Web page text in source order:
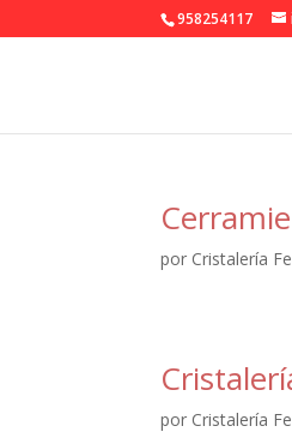
958254117
por Cristalería
por Cristalería